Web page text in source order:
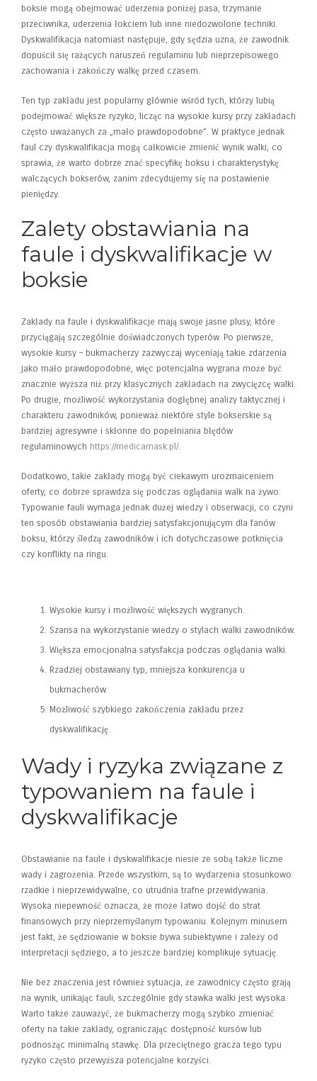
boksie mogą obejmować uderzenia poniżej pasa, trzymanie
przeciwnika, uderzenia łokciem lub inne niedozwolone techniki.
Dyskwalifikacja natomiast następuje, gdy sędzia uzna, że zawodnik
dopuścił się rażących naruszeń regulaminu lub nieprzepisowego
zachowania i zakończy walkę przed czasem.
Ten typ zakładu jest popularny głównie wśród tych, którzy lubią
podejmować większe ryzyko, licząc na wysokie kursy przy zakładach
często uważanych za „mało prawdopodobne”. W praktyce jednak
faul czy dyskwalifikacja mogą całkowicie zmienić wynik walki, co
sprawia, że warto dobrze znać specyfikę boksu i charakterystykę
walczących bokserów, zanim zdecydujemy się na postawienie
pieniędzy.
Zalety obstawiania na
faule i dyskwalifikacje w
boksie
Zakłady na faule i dyskwalifikacje mają swoje jasne plusy, które
przyciągają szczególnie doświadczonych typerów. Po pierwsze,
wysokie kursy – bukmacherzy zazwyczaj wyceniają takie zdarzenia
jako mało prawdopodobne, więc potencjalna wygrana może być
znacznie wyższa niż przy klasycznych zakładach na zwycięzcę walki.
Po drugie, możliwość wykorzystania dogłębnej analizy taktycznej i
charakteru zawodników, ponieważ niektóre style bokserskie są
bardziej agresywne i skłonne do popełniania błędów
regulaminowych https://medicamask.pl/.
Dodatkowo, takie zakłady mogą być ciekawym urozmaiceniem
oferty, co dobrze sprawdza się podczas oglądania walk na żywo.
Typowanie fauli wymaga jednak dużej wiedzy i obserwacji, co czyni
ten sposób obstawiania bardziej satysfakcjonującym dla fanów
boksu, którzy śledzą zawodników i ich dotychczasowe potknięcia
czy konflikty na ringu.
Wysokie kursy i możliwość większych wygranych.
Szansa na wykorzystanie wiedzy o stylach walki zawodników.
Większa emocjonalna satysfakcja podczas oglądania walki.
Rzadziej obstawiany typ, mniejsza konkurencja u
bukmacherów.
Możliwość szybkiego zakończenia zakładu przez
dyskwalifikację.
Wady i ryzyka związane z
typowaniem na faule i
dyskwalifikacje
Obstawianie na faule i dyskwalifikacje niesie ze sobą także liczne
wady i zagrożenia. Przede wszystkim, są to wydarzenia stosunkowo
rzadkie i nieprzewidywalne, co utrudnia trafne przewidywania.
Wysoka niepewność oznacza, że może łatwo dojść do strat
finansowych przy nieprzemyślanym typowaniu. Kolejnym minusem
jest fakt, że sędziowanie w boksie bywa subiektywne i zależy od
interpretacji sędziego, a to jeszcze bardziej komplikuje sytuację.
Nie bez znaczenia jest również sytuacja, że zawodnicy często grają
na wynik, unikając fauli, szczególnie gdy stawka walki jest wysoka.
Warto także zauważyć, że bukmacherzy mogą szybko zmieniać
oferty na takie zakłady, ograniczając dostępność kursów lub
podnosząc minimalną stawkę. Dla przeciętnego gracza tego typu
ryzyko często przewyższa potencjalne korzyści.